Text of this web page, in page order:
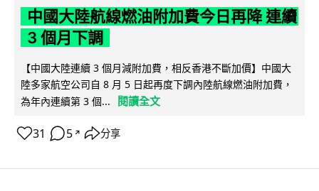
中國大陸航線燃油附加費今日再降 連續
3 個月下調
【中國大陸連續 3 個月減附加費，相反香港不斷加價】中國大
陸多家航空公司自 8 月 5 日起再度下調內陸航線燃油附加費，
為年內連續第 3 個...
閱讀全文
31 5 ↗ 分享